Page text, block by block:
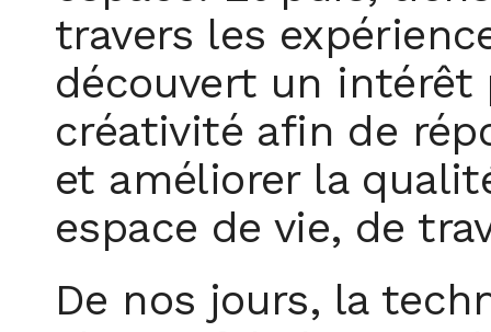
travers les
découvert un intérêt
créativité afin de
et améliorer la
espace de vie, de
De nos jours, la